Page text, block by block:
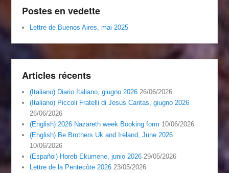
Postes en vedette
Lettre de Buenos Aires, mai 2025
Articles récents
(Italiano) Diario Italiano, giugno 2026 26/06/2026
(Italiano) Piccoli Fratelli di Jesus Caritas, giugno 2026
26/06/2026
(English) 2026 Nazareth week Booking form 10/06/2026
(English) Be Brothers Uk and Ireland, June 2026
10/06/2026
(Español) Horeb Ekumene, junio 2026 29/05/2026
Lettre de la Pentecôte 2026 23/05/2026